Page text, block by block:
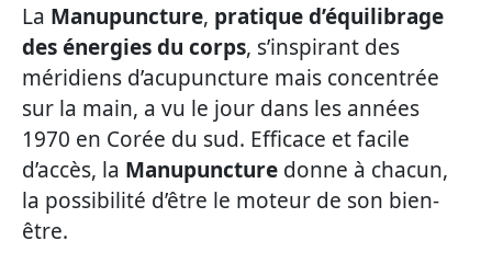
La Manupuncture, pratique d’équilibrage
des énergies du corps, s’inspirant des
méridiens d’acupuncture mais concentrée
sur la main, a vu le jour dans les années
1970 en Corée du sud. Efficace et facile
d’accès, la Manupuncture donne à chacun,
la possibilité d’être le moteur de son bien-
être.